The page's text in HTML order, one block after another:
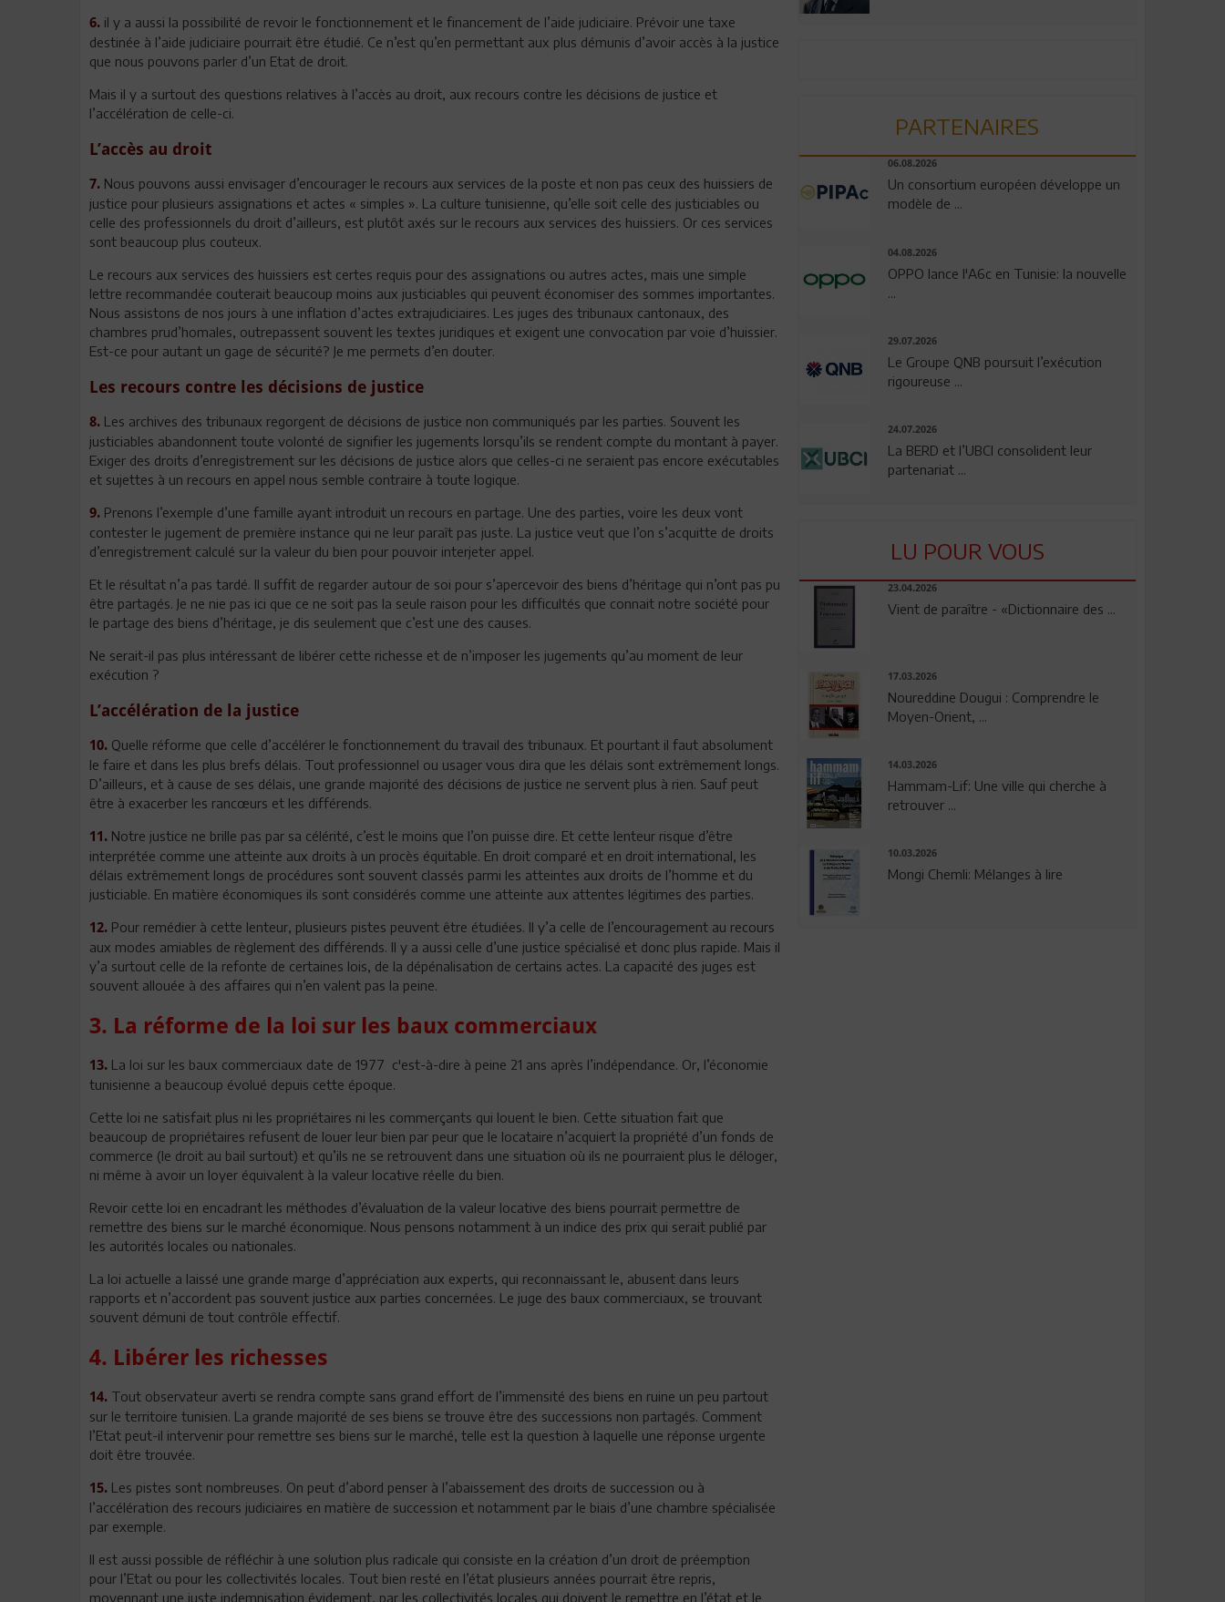
6. il y a aussi la possibilité de revoir le fonctionnement et le financement de l’aide judiciaire. Prévoir une taxe
destinée à l’aide judiciaire pourrait être étudié. Ce n’est qu’en permettant aux plus démunis d’avoir accès à la justice
que nous pouvons parler d’un Etat de droit.
Mais il y a surtout des questions relatives à l’accès au droit, aux recours contre les décisions de justice et
l’accélération de celle-ci.
L’accès au droit
7. Nous pouvons aussi envisager d’encourager le recours aux services de la poste et non pas ceux des huissiers de
justice pour plusieurs assignations et actes « simples ». La culture tunisienne, qu’elle soit celle des justiciables ou
celle des professionnels du droit d’ailleurs, est plutôt axés sur le recours aux services des huissiers. Or ces services
sont beaucoup plus couteux.
Le recours aux services des huissiers est certes requis pour des assignations ou autres actes, mais une simple
lettre recommandée couterait beaucoup moins aux justiciables qui peuvent économiser des sommes importantes.
Nous assistons de nos jours à une inflation d’actes extrajudiciaires. Les juges des tribunaux cantonaux, des
chambres prud’homales, outrepassent souvent les textes juridiques et exigent une convocation par voie d’huissier.
Est-ce pour autant un gage de sécurité? Je me permets d’en douter.
Les recours contre les décisions de justice
8. Les archives des tribunaux regorgent de décisions de justice non communiqués par les parties. Souvent les
justiciables abandonnent toute volonté de signifier les jugements lorsqu’ils se rendent compte du montant à payer.
Exiger des droits d’enregistrement sur les décisions de justice alors que celles-ci ne seraient pas encore exécutables
et sujettes à un recours en appel nous semble contraire à toute logique.
9. Prenons l’exemple d’une famille ayant introduit un recours en partage. Une des parties, voire les deux vont
contester le jugement de première instance qui ne leur paraît pas juste. La justice veut que l’on s’acquitte de droits
d’enregistrement calculé sur la valeur du bien pour pouvoir interjeter appel.
Et le résultat n’a pas tardé. Il suffit de regarder autour de soi pour s’apercevoir des biens d’héritage qui n’ont pas pu
être partagés. Je ne nie pas ici que ce ne soit pas la seule raison pour les difficultés que connait notre société pour
le partage des biens d’héritage, je dis seulement que c’est une des causes.
Ne serait-il pas plus intéressant de libérer cette richesse et de n’imposer les jugements qu’au moment de leur
exécution ?
L’accélération de la justice
10. Quelle réforme que celle d’accélérer le fonctionnement du travail des tribunaux. Et pourtant il faut absolument
le faire et dans les plus brefs délais. Tout professionnel ou usager vous dira que les délais sont extrêmement longs.
D’ailleurs, et à cause de ses délais, une grande majorité des décisions de justice ne servent plus à rien. Sauf peut
être à exacerber les rancœurs et les différends.
11. Notre justice ne brille pas par sa célérité, c’est le moins que l’on puisse dire. Et cette lenteur risque d’être
interprétée comme une atteinte aux droits à un procès équitable. En droit comparé et en droit international, les
délais extrêmement longs de procédures sont souvent classés parmi les atteintes aux droits de l’homme et du
justiciable. En matière économiques ils sont considérés comme une atteinte aux attentes légitimes des parties.
12. Pour remédier à cette lenteur, plusieurs pistes peuvent être étudiées. Il y’a celle de l’encouragement au recours
aux modes amiables de règlement des différends. Il y a aussi celle d’une justice spécialisé et donc plus rapide. Mais il
y’a surtout celle de la refonte de certaines lois, de la dépénalisation de certains actes. La capacité des juges est
souvent allouée à des affaires qui n’en valent pas la peine.
3. La réforme de la loi sur les baux commerciaux
13. La loi sur les baux commerciaux date de 1977 c'est-à-dire à peine 21 ans après l’indépendance. Or, l’économie
tunisienne a beaucoup évolué depuis cette époque.
Cette loi ne satisfait plus ni les propriétaires ni les commerçants qui louent le bien. Cette situation fait que
beaucoup de propriétaires refusent de louer leur bien par peur que le locataire n’acquiert la propriété d’un fonds de
commerce (le droit au bail surtout) et qu’ils ne se retrouvent dans une situation où ils ne pourraient plus le déloger,
ni même à avoir un loyer équivalent à la valeur locative réelle du bien.
Revoir cette loi en encadrant les méthodes d’évaluation de la valeur locative des biens pourrait permettre de
remettre des biens sur le marché économique. Nous pensons notamment à un indice des prix qui serait publié par
les autorités locales ou nationales.
La loi actuelle a laissé une grande marge d’appréciation aux experts, qui reconnaissant le, abusent dans leurs
rapports et n’accordent pas souvent justice aux parties concernées. Le juge des baux commerciaux, se trouvant
souvent démuni de tout contrôle effectif.
4. Libérer les richesses
14. Tout observateur averti se rendra compte sans grand effort de l’immensité des biens en ruine un peu partout
sur le territoire tunisien. La grande majorité de ses biens se trouve être des successions non partagés. Comment
l’Etat peut-il intervenir pour remettre ses biens sur le marché, telle est la question à laquelle une réponse urgente
doit être trouvée.
15. Les pistes sont nombreuses. On peut d’abord penser à l’abaissement des droits de succession ou à
l’accélération des recours judiciaires en matière de succession et notamment par le biais d’une chambre spécialisée
par exemple.
Il est aussi possible de réfléchir à une solution plus radicale qui consiste en la création d’un droit de préemption
pour l’Etat ou pour les collectivités locales. Tout bien resté en l’état plusieurs années pourrait être repris,
moyennant une juste indemnisation évidement, par les collectivités locales qui doivent le remettre en l’état et le
PARTENAIRES
06.08.2026
Un consortium européen développe un
modèle de ...
04.08.2026
OPPO lance l'A6c en Tunisie: la nouvelle
29.07.2026
Le Groupe QNB poursuit l’exécution
rigoureuse ...
24.07.2026
La BERD et l’UBCI consolident leur
partenariat ...
LU POUR VOUS
23.04.2026
Vient de paraître - «Dictionnaire des ...
17.03.2026
Noureddine Dougui : Comprendre le
Moyen-Orient, ...
14.03.2026
Hammam-Lif: Une ville qui cherche à
retrouver ...
10.03.2026
Mongi Chemli: Mélanges à lire